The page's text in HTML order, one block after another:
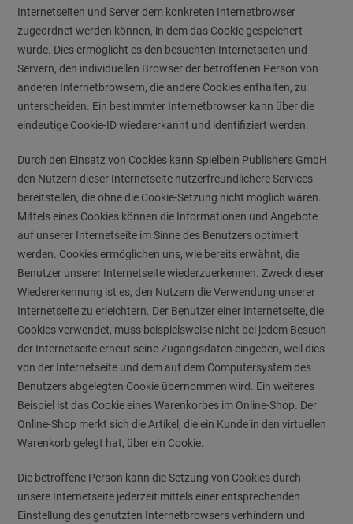
Internetseiten und Server dem konkreten Internetbrowser
zugeordnet werden können, in dem das Cookie gespeichert
wurde. Dies ermöglicht es den besuchten Internetseiten und
Servern, den individuellen Browser der betroffenen Person von
anderen Internetbrowsern, die andere Cookies enthalten, zu
unterscheiden. Ein bestimmter Internetbrowser kann über die
eindeutige Cookie-ID wiedererkannt und identifiziert werden.
Durch den Einsatz von Cookies kann Spielbein Publishers GmbH
den Nutzern dieser Internetseite nutzerfreundlichere Services
bereitstellen, die ohne die Cookie-Setzung nicht möglich wären.
Mittels eines Cookies können die Informationen und Angebote
auf unserer Internetseite im Sinne des Benutzers optimiert
werden. Cookies ermöglichen uns, wie bereits erwähnt, die
Benutzer unserer Internetseite wiederzuerkennen. Zweck dieser
Wiedererkennung ist es, den Nutzern die Verwendung unserer
Internetseite zu erleichtern. Der Benutzer einer Internetseite, die
Cookies verwendet, muss beispielsweise nicht bei jedem Besuch
der Internetseite erneut seine Zugangsdaten eingeben, weil dies
von der Internetseite und dem auf dem Computersystem des
Benutzers abgelegten Cookie übernommen wird. Ein weiteres
Beispiel ist das Cookie eines Warenkorbes im Online-Shop. Der
Online-Shop merkt sich die Artikel, die ein Kunde in den virtuellen
Warenkorb gelegt hat, über ein Cookie.
Die betroffene Person kann die Setzung von Cookies durch
unsere Internetseite jederzeit mittels einer entsprechenden
Einstellung des genutzten Internetbrowsers verhindern und